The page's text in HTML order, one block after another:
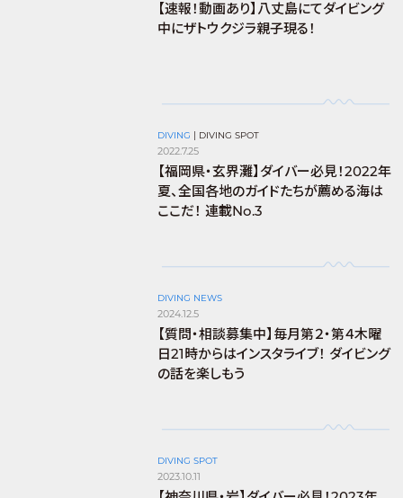
【速報！動画あり】八丈島にてダイビング
中にザトウクジラ親子現る！
DIVING | DIVING SPOT
2022.7.25
【福岡県・玄界灘】ダイバー必見！2022年
夏、全国各地のガイドたちが薦める海は
ここだ！ 連載No.3
DIVING NEWS
2024.12.5
【質問・相談募集中】毎月第２・第４木曜
日21時からはインスタライブ！ ダイビング
の話を楽しもう
DIVING SPOT
2023.10.11